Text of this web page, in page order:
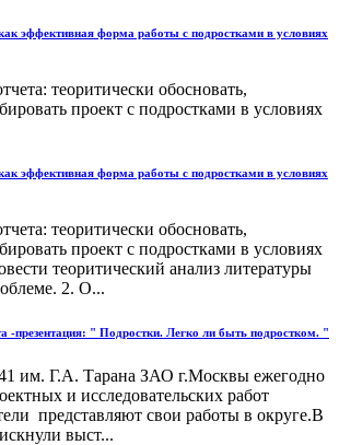
эффективная форма работы с подростками в условиях
теоритически обосновать,
проект с подростками в условиях
эффективная форма работы с подростками в условиях
теоритически обосновать,
проект с подростками в условиях
теоритический анализ литературы
2. О...
-презентация: " Подростки. Легко ли быть подростком. "
им. Г.А. Тарана ЗАО г.Москвы ежегодно
и исследовательских работ
представляют свои работы в округе.В
выст...